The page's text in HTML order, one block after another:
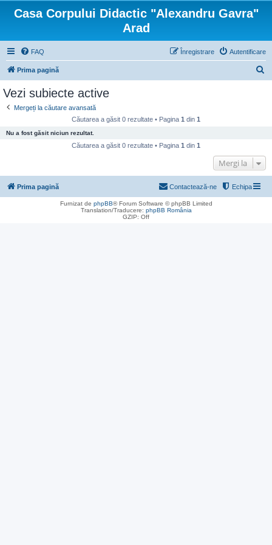
Casa Corpului Didactic "Alexandru Gavra"
Arad
FAQ Autentificare
Înregistrare
Prima pagină
e
Vezi subiecte active
Mergeți la căutare avansată
Căutarea a găsit 0 rezultate • Pagina 1 din 1
Nu a fost găsit niciun rezultat.
Căutarea a găsit 0 rezultate • Pagina 1 din 1
Mergi la
Prima pagină Echipa
Contactează-ne
Furnizat de phpBB® Forum Software © phpBB Limited
Translation/Traducere: phpBB România
GZIP: Off